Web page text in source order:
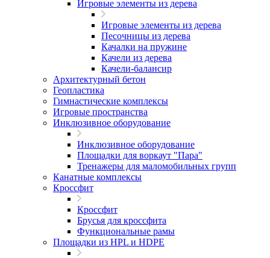
Игровые элементы из дерева
Игровые элементы из дерева
Песочницы из дерева
Качалки на пружине
Качели из дерева
Качели-балансир
Архитектурный бетон
Геопластика
Гимнастические комплексы
Игровые пространства
Инклюзивное оборудование
Инклюзивное оборудование
Площадки для воркаут "Пара"
Тренажеры для маломобильных групп
Канатные комплексы
Кроссфит
Кроссфит
Брусья для кроссфита
Функциональные рамы
Площадки из HPL и HDPE